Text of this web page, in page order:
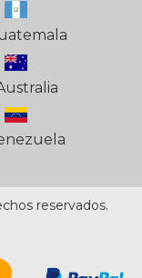
reservados.